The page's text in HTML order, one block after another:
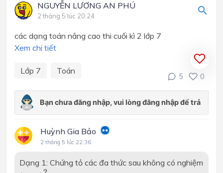
NGUYỄN LƯƠNG AN PHÚ
2 tháng 5 lúc 20:24
các dạng toán nâng cao thi cuối kì 2 lớp 7
Xem chi tiết
Lớp 7 Toán
5 0
Huỳnh Gia Bảo
2 tháng 5 lúc 22:36
Dạng 1: Chứng tỏ các đa thức sau không có nghiệm
(x −1)2+ 7